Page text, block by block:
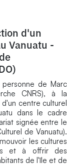
d'un
Vanuatu -
de Marc
CNRS), à la
centre culturel
dans le cadre
signée entre le
de Vanuatu).
les cultures
et à offrir des
de l'île et de